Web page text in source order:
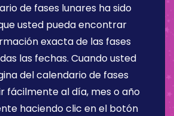
de fases lunares ha sido
usted pueda encontrar
exacta de las fases
las fechas. Cuando usted
del calendario de fases
fácilmente al día, mes o año
haciendo clic en el botón